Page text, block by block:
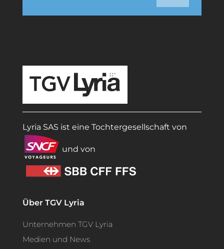
Lyria SAS ist eine Tochtergesellschaft von
und von
Über TGV Lyria
Unternehmen TGV Lyria
Medien und News